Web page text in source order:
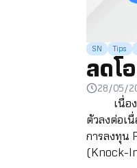
SN Tips
ลดโ
28/05/
เนื่องจ
ตัวลงต่อเ
การลงทุน
(Knock-